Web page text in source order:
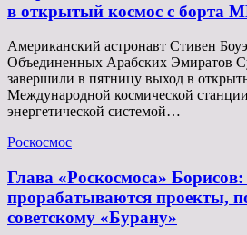
в открытый космос с борта
Американский астронавт Стивен
Объединенных Арабских Эмиратов
завершили в пятницу выход в
Международной космической
энергетической системой…
Роскосмос
Глава «Роскосмоса»
прорабатываются проекты,
советскому «Бурану»